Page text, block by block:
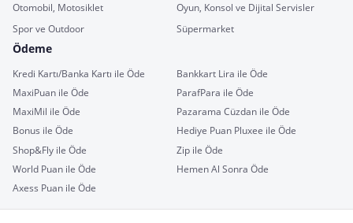
Otomobil, Motosiklet
Oyun, Konsol ve Dijital Servisler
Spor ve Outdoor
Süpermarket
Ödeme
Kredi Kartı/Banka Kartı ile Öde
Bankkart Lira ile Öde
MaxiPuan ile Öde
ParafPara ile Öde
MaxiMil ile Öde
Pazarama Cüzdan ile Öde
Bonus ile Öde
Hediye Puan Pluxee ile Öde
Shop&Fly ile Öde
Zip ile Öde
World Puan ile Öde
Hemen Al Sonra Öde
Axess Puan ile Öde